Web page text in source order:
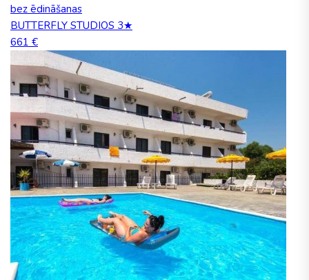
bez ēdināšanas
BUTTERFLY STUDIOS 3★
661 €